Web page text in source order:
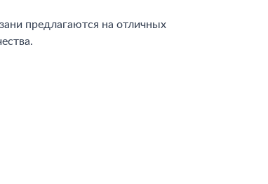
предлагаются на отличных